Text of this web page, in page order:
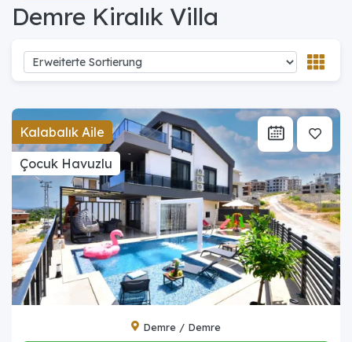
Demre Kiralık Villa
Kalabalık Aile
Çocuk Havuzlu
Demre / Demre